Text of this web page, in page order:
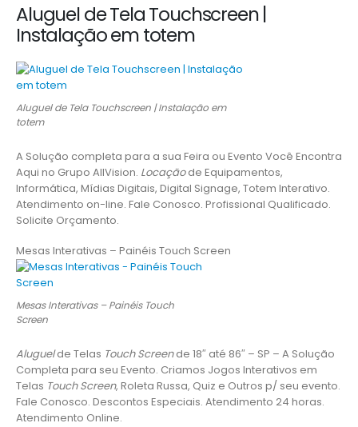
Aluguel de Tela Touchscreen |
Instalação em totem
Aluguel de Tela Touchscreen | Instalação em
totem
A Solução completa para a sua Feira ou Evento Você Encontra
Aqui no Grupo AllVision. Locaçãode Equipamentos,
Informática, Mídias Digitais, Digital Signage, Totem Interativo.
Atendimento on-line. Fale Conosco. Profissional Qualificado.
Solicite Orçamento.
Mesas Interativas – Painéis Touch Screen
Mesas Interativas – Painéis Touch
Screen
Aluguelde Telas Touch Screende 18″ até 86″ – SP – A Solução
Completa para seu Evento. Criamos Jogos Interativos em
Telas Touch Screen, Roleta Russa, Quiz e Outros p/ seu evento.
Fale Conosco. Descontos Especiais. Atendimento 24 horas.
Atendimento Online.